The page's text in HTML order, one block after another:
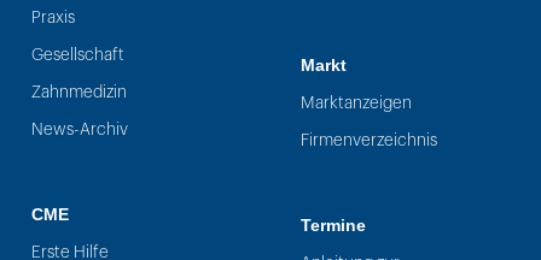
Praxis
Gesellschaft
Zahnmedizin
News-Archiv
CME
Erste Hilfe
Markt
Marktanzeigen
Firmenverzeichnis
Termine